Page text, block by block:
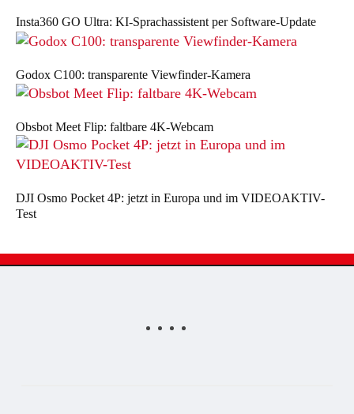
Insta360 GO Ultra: KI-Sprachassistent per Software-Update
Godox C100: transparente Viewfinder-Kamera
Obsbot Meet Flip: faltbare 4K-Webcam
DJI Osmo Pocket 4P: jetzt in Europa und im VIDEOAKTIV-
Test